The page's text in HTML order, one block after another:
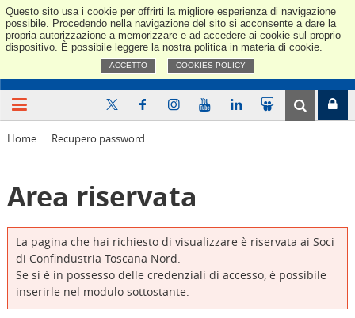
Questo sito usa i cookie per offrirti la migliore esperienza di navigazione
possibile. Procedendo nella navigazione del sito si acconsente a dare la
propria autorizzazione a memorizzare e ad accedere ai cookie sul proprio
dispositivo. È possibile leggere la nostra politica in materia di cookie.
ACCETTO COOKIES POLICY
Home Recupero password
Area riservata
La pagina che hai richiesto di visualizzare è riservata ai Soci
di Confindustria Toscana Nord.
Se si è in possesso delle credenziali di accesso, è possibile
inserirle nel modulo sottostante.